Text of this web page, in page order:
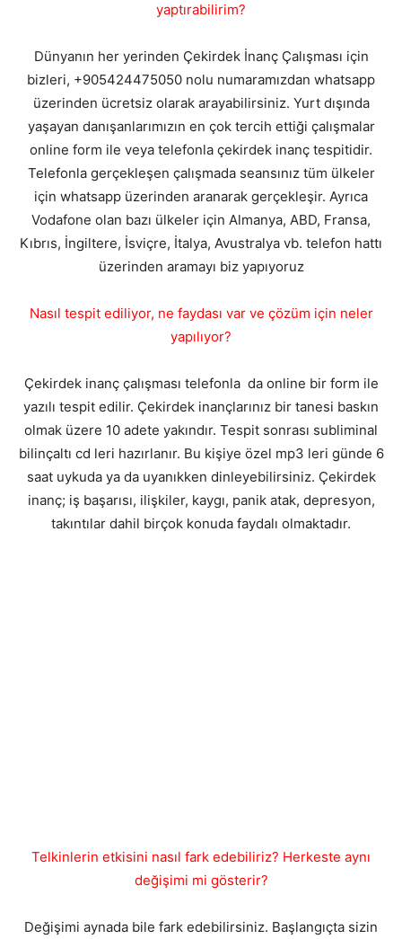
yaptırabilirim?
Dünyanın her yerinden Çekirdek İnanç Çalışması için
bizleri, +905424475050 nolu numaramızdan whatsapp
üzerinden ücretsiz olarak arayabilirsiniz. Yurt dışında
yaşayan danışanlarımızın en çok tercih ettiği çalışmalar
online form ile veya telefonla çekirdek inanç tespitidir.
Telefonla gerçekleşen çalışmada seansınız tüm ülkeler
için whatsapp üzerinden aranarak gerçekleşir. Ayrıca
Vodafone olan bazı ülkeler için Almanya, ABD, Fransa,
Kıbrıs, İngiltere, İsviçre, İtalya, Avustralya vb. telefon hattı
üzerinden aramayı biz yapıyoruz
Nasıl tespit ediliyor, ne faydası var ve çözüm için neler
yapılıyor?
Çekirdek inanç çalışması telefonla da online bir form ile
yazılı tespit edilir. Çekirdek inançlarınız bir tanesi baskın
olmak üzere 10 adete yakındır. Tespit sonrası subliminal
bilinçaltı cd leri hazırlanır. Bu kişiye özel mp3 leri günde 6
saat uykuda ya da uyanıkken dinleyebilirsiniz. Çekirdek
inanç; iş başarısı, ilişkiler, kaygı, panik atak, depresyon,
takıntılar dahil birçok konuda faydalı olmaktadır.
Telkinlerin etkisini nasıl fark edebiliriz? Herkeste aynı
değişimi mi gösterir?
Değişimi aynada bile fark edebilirsiniz. Başlangıçta sizin